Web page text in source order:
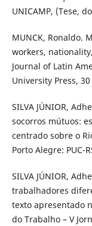
UNICAMP, (Tese,
MUNCK, Ronaldo.
workers,
Journal of Latin
University Press,
SILVA JÚNIOR,
socorros mútuos:
centrado sobre o
Porto Alegre: PUC-
SILVA JÚNIOR,
trabalhadores
texto apresentado
do Trabalho – V